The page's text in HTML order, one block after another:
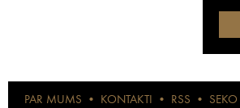
PAR MUMS • KONTAKTI • RSS •